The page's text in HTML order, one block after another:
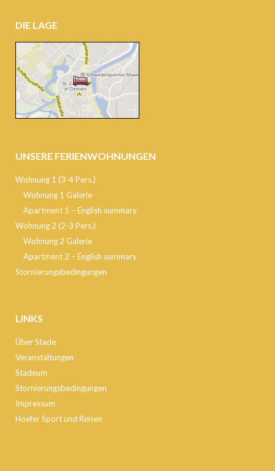
DIE LAGE
UNSERE FERIENWOHNUNGEN
Wohnung 1 (3-4 Pers.)
Wohnung 1 Galerie
Apartment 1 – English summary
Wohnung 2 (2-3 Pers.)
Wohnung 2 Galerie
Apartment 2 – English summary
Stornierungsbedingungen
LINKS
Über Stade
Veranstaltungen
Stadeum
Stornierungsbedingungen
Impressum
Hoefer Sport und Reisen